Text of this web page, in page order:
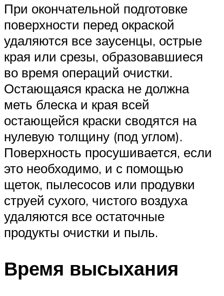
При окончательной подготовке
поверхности перед окраской
удаляются все заусенцы, острые
края или срезы, образовавшиеся
во время операций очистки.
Остающаяся краска не должна
меть блеска и края всей
остающейся краски сводятся на
нулевую толщину (под углом).
Поверхность просушивается, если
это необходимо, и с помощью
щеток, пылесосов или продувки
струей сухого, чистого воздуха
удаляются все остаточные
продукты очистки и пыль.
Время высыхания